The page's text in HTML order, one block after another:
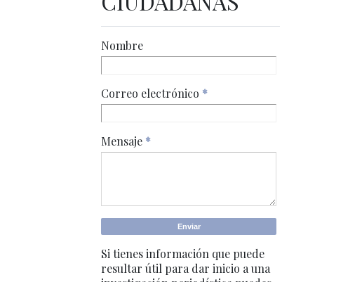
Nombre
Correo electrónico *
Mensaje *
Si tienes información que puede
resultar útil para dar inicio a una